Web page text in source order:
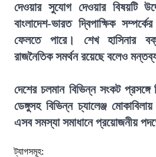
দেওয়ার সুযোগ দেওয়ার বিষয়টি
বাংলাদেশ-ভারত দ্বিপাক্ষিক
ফেলতে পারে। শেখ হাসিনার
রাজনৈতিক সমর্থন রয়েছে বলেও
দেশের চলমান বিভিন্ন সংকট
ডেঙ্গুসহ বিভিন্ন চ্যালেঞ্জ
এসব সমস্যা সমাধানে প্রয়োজনীয়
ট্যাগসমূহ: